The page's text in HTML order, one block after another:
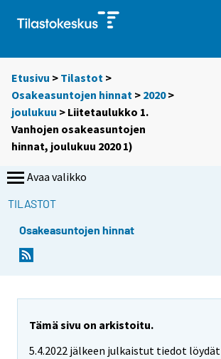
Etusivu > Tilastot >
Osakeasuntojen hinnat > 2020>
joulukuu > Liitetaulukko 1.
Vanhojen osakeasuntojen
hinnat, joulukuu 2020 1)
Avaa valikko
TILASTOT
Osakeasuntojen hinnat
Tämä sivu on arkistoitu.
5.4.2022 jälkeen julkaistut tiedot löydät